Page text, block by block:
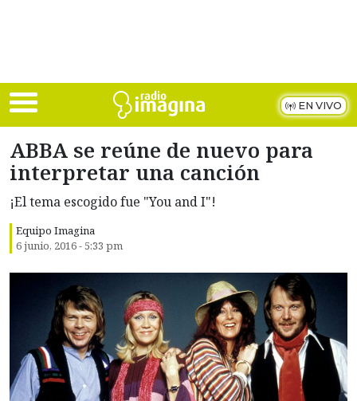
EN VIVO
ABBA se reúne de nuevo para
interpretar una canción
¡El tema escogido fue "You and I"!
Equipo Imagina
6 junio, 2016 - 5:33 pm